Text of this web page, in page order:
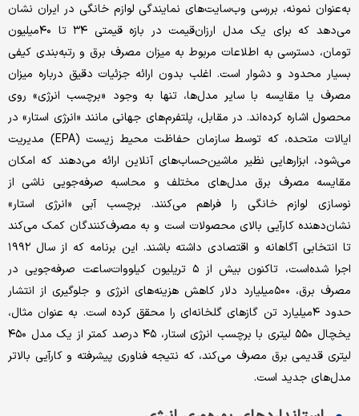
به‌عنوان نمونه، بررسی وب‌سایت‌های نمایندگی لوازم خانگی در ایران نشان
می‌دهد که برای یک مدل ارزان‌قیمت در بازه قیمتی ۳۴ تا ۴۰‌میلیون
تومان، دسترسی به اطلاعات مربوط به میزان مصرف برق و رتبه‌بندی کیفی
بسیار محدود و دشوار است. اغلب بدون ارائه جزئیات دقیق درباره میزان
مصرف یا مقایسه با سایر مدل‌ها، ‌تنها به وجود «برچسب انرژی» روی
محصول اشاره کرده‌اند. در مقابل، پلتفرم‌های جهانی مانند «انرژی استار» در
ایالات متحده، که توسط سازمان حفاظت محیط زیست (EPA) مدیریت
می‌شود، ابزارهایی نظیر ماشین‌حساب‌های آنلاین ارائه می‌دهند که امکان
مقایسه مصرف برق مدل‌های مختلف و محاسبه صرفه‌جویی ناشی از
نوسازی لوازم خانگی را فراهم می‌کنند. برچسب آبی «انرژی استار»
نشان‌دهنده کارآیی بالای محصولات است و به مصرف‌کنندگان کمک می‌کند
تا انتخابی آگاهانه و اقتصادی داشته باشند. این برنامه که از سال ۱۹۹۲
اجرا شده‌است، تاکنون بیش از ۵ تریلیون کیلووات‌ساعت صرفه‌جویی در
مصرف برق، ۵۰۰‌میلیارد دلار کاهش هزینه‌های انرژی و جلوگیری از انتشار
حدود ۴‌میلیارد تن گازهای گلخانه‌ای را محقق کرده است. به عنوان مثال،
یخچال ۵۵۰ لیتری با برچسب انرژی استار، ۴۵ درصد کمتر از یک مدل ۴۵۰
لیتری قدیمی برق مصرف می‌کند، که نتیجه فناوری پیشرفته و کارآیی بالاتر
مدل‌های جدید است.